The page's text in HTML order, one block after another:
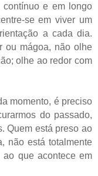
contínuo e em longo
se em viver um
a cada dia.
ou mágoa, não olhe
olhe ao redor com
momento, é preciso
do passado,
Quem está preso ao
não está totalmente
ao que acontece em